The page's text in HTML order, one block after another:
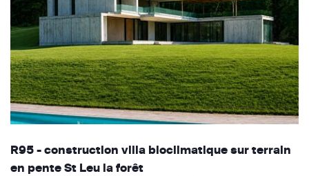
R95 - construction villa bioclimatique sur terrain
en pente St Leu la forêt